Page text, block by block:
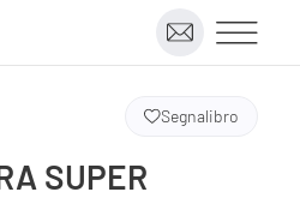
SUPER
Segnalibro